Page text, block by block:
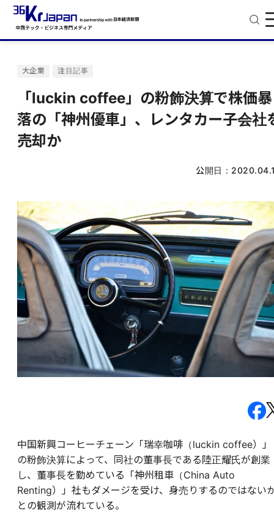
大企業 注目記事
「luckin coffee」の粉飾決算で株価暴
落の「神州優車」、レンタカー子会社
売却か
公開日：
中国新興コーヒーチェーン「瑞幸咖啡（luckin coffee）」
の粉飾決算によって、同社の董事長である陸正耀氏が創業
し、董事長を勤めている「神州租車（China Auto
Renting）」社もダメージを受け、身売りするのではない
との観測が流れている。